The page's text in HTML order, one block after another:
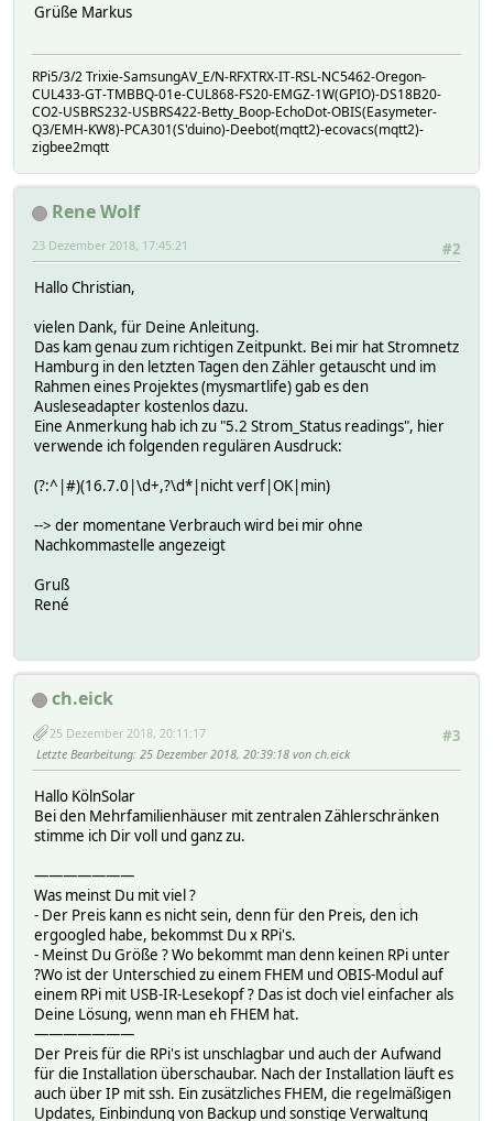
Grüße Markus
RPi5/3/2 Trixie-SamsungAV_E/N-RFXTRX-IT-RSL-NC5462-Oregon-
CUL433-GT-TMBBQ-01e-CUL868-FS20-EMGZ-1W(GPIO)-DS18B20-
CO2-USBRS232-USBRS422-Betty_Boop-EchoDot-OBIS(Easymeter-
Q3/EMH-KW8)-PCA301(S'duino)-Deebot(mqtt2)-ecovacs(mqtt2)-
zigbee2mqtt
Rene Wolf
#2
23 Dezember 2018, 17:45:21
Hallo Christian,
vielen Dank, für Deine Anleitung.
Das kam genau zum richtigen Zeitpunkt. Bei mir hat Stromnetz
Hamburg in den letzten Tagen den Zähler getauscht und im
Rahmen eines Projektes (mysmartlife) gab es den
Ausleseadapter kostenlos dazu.
Eine Anmerkung hab ich zu "5.2 Strom_Status readings", hier
verwende ich folgenden regulären Ausdruck:
(?:^|#)(16.7.0|\d+,?\d*|nicht verf|OK|min)
--> der momentane Verbrauch wird bei mir ohne
Nachkommastelle angezeigt
Gruß
René
ch.eick
#3
25 Dezember 2018, 20:11:17
Letzte Bearbeitung: 25 Dezember 2018, 20:39:18 von ch.eick
Hallo KölnSolar
Bei den Mehrfamilienhäuser mit zentralen Zählerschränken
stimme ich Dir voll und ganz zu.
———————
Was meinst Du mit viel ?
- Der Preis kann es nicht sein, denn für den Preis, den ich
ergoogled habe, bekommst Du x RPi's.
- Meinst Du Größe ? Wo bekommt man denn keinen RPi unter
?Wo ist der Unterschied zu einem FHEM und OBIS-Modul auf
einem RPi mit USB-IR-Lesekopf ? Das ist doch viel einfacher als
Deine Lösung, wenn man eh FHEM hat.
———————
Der Preis für die RPi's ist unschlagbar und auch der Aufwand
für die Installation überschaubar. Nach der Installation läuft es
auch über IP mit ssh. Ein zusätzliches FHEM, die regelmäßigen
Updates, Einbindung von Backup und sonstige Verwaltung